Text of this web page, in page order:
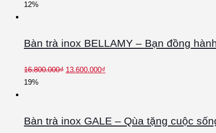
12%
Bàn trà inox BELLAMY – Bạn đồng
16.800.000₫ 13.600.000₫
19%
Bàn trà inox GALE – Qùa tặng cuộc